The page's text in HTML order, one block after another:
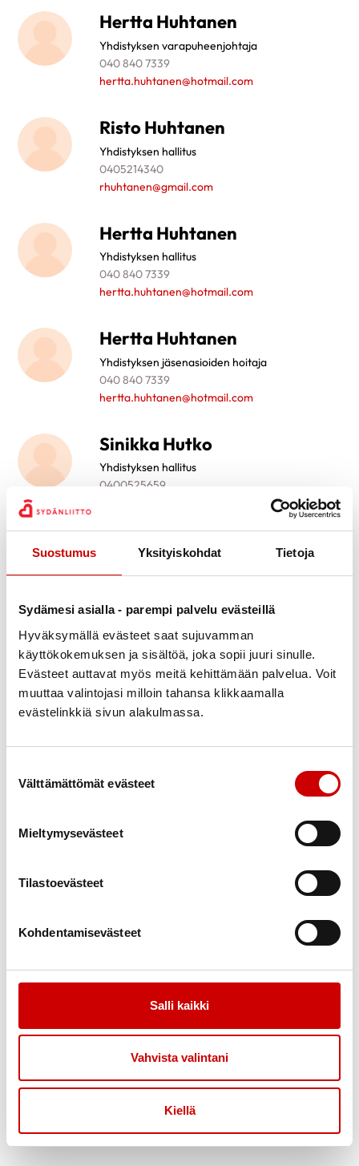
Suostumus Yksityiskohdat Tietoja
Sydämesi asialla - parempi palvelu evästeillä
Hyväksymällä evästeet saat sujuvamman
käyttökokemuksen ja sisältöä, joka sopii juuri sinulle.
Evästeet auttavat myös meitä kehittämään palvelua. Voit
muuttaa valintojasi milloin tahansa klikkaamalla
evästelinkkiä sivun alakulmassa.
Välttämättömät evästeet
Mieltymysevästeet
Tilastoevästeet
Kohdentamisevästeet
Salli kaikki
Vahvista valintani
Kiellä
Hertta Huhtanen
Yhdistyksen varapuheenjohtaja
040 840 7339
hertta.huhtanen@hotmail.com
Risto Huhtanen
Yhdistyksen hallitus
0405214340
rhuhtanen@gmail.com
Hertta Huhtanen
Yhdistyksen hallitus
040 840 7339
hertta.huhtanen@hotmail.com
Hertta Huhtanen
Yhdistyksen jäsenasioiden hoitaja
040 840 7339
hertta.huhtanen@hotmail.com
Sinikka Hutko
Yhdistyksen hallitus
0400525659
Martti Leino
Yhdistyksen puheenjohtaja
martti.leino@pp4.inet.fi
Martti Leino
Yhdistyksen hallitus
0407024713
martti.leino@pp4.inet.fi
Yhdistyksen hallitus
Yhdistyksen sihteeri
Satu Rämö
0503369022
satu.ramo@gmail.com
Heikki Salmela
hjsalmela@gmail.com